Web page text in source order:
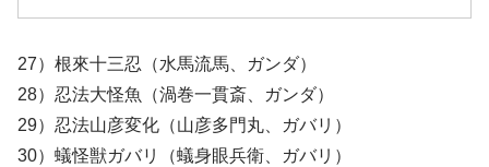
27）根來十三忍（水馬流馬、ガンダ）
28）忍法大怪魚（渦巻一貫斎、ガンダ）
29）忍法山彦変化（山彦多門丸、ガバリ）
30）蟻怪獣ガバリ（蟻身眼兵衛、ガバリ）